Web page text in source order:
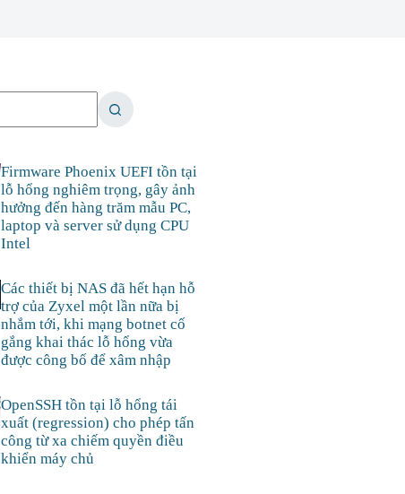
Firmware Phoenix UEFI tồn tại
lỗ hổng nghiêm trọng, gây ảnh
hưởng đến hàng trăm mẫu PC,
laptop và server sử dụng CPU
Intel
Các thiết bị NAS đã hết hạn hỗ
trợ của Zyxel một lần nữa bị
nhắm tới, khi mạng botnet cố
gắng khai thác lỗ hổng vừa
được công bố để xâm nhập
OpenSSH tồn tại lỗ hổng tái
xuất (regression) cho phép tấn
công từ xa chiếm quyền điều
khiển máy chủ